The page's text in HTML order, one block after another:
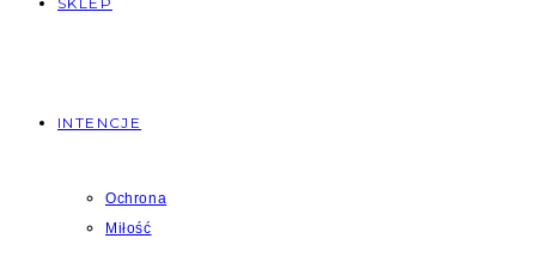
INTENCJE
Ochrona
Miłość